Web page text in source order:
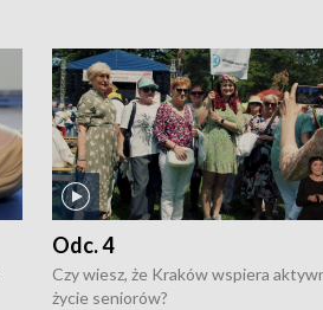
Odc. 4
Czy wiesz, że Kraków wspiera
życie seniorów?